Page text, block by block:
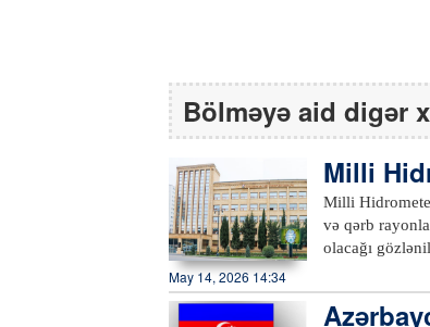
Bölməyə aid digər
Milli
ntılı
Milli
və qərb
olacağı
sululuğun
May 14, 2026 14:34